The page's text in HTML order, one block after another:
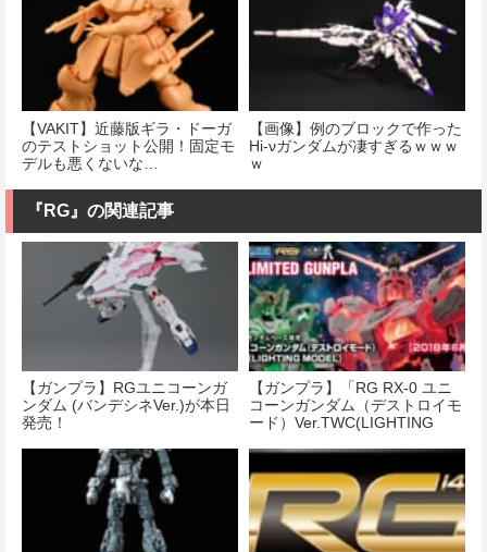
【VAKIT】近藤版ギラ・ドーガ
のテストショット公開！固定モ
デルも悪くないな…
【画像】例のブロックで作った
Hi-νガンダムが凄すぎるｗｗｗ
ｗ
『RG』の関連記事
【ガンプラ】RGユニコーンガ
ンダム (バンデシネVer.)が本日
発売！
【ガンプラ】「RG RX-0 ユニ
コーンガンダム（デストロイモ
ード）Ver.TWC(LIGHTING